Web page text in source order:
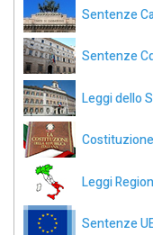
Sentenze
Sentenze
Leggi dello
Leggi
Sentenze